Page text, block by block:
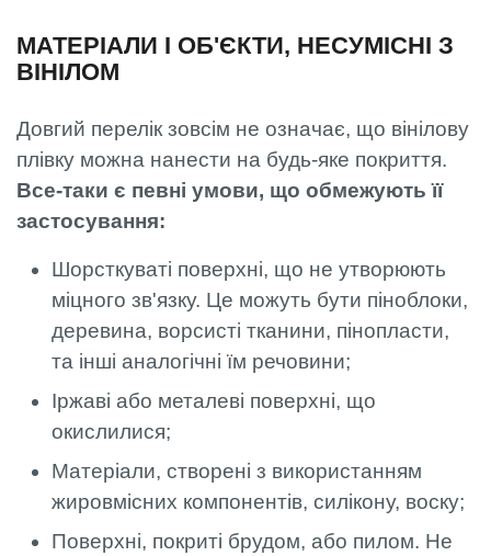
МАТЕРІАЛИ І ОБ'ЄКТИ, НЕСУМІСНІ З
ВІНІЛОМ
Довгий перелік зовсім не означає, що вінілову
плівку можна нанести на будь-яке покриття.
Все-таки є певні умови, що обмежують її
застосування:
Шорсткуваті поверхні, що не утворюють
міцного зв'язку. Це можуть бути піноблоки,
деревина, ворсисті тканини, пінопласти,
та інші аналогічні їм речовини;
Іржаві або металеві поверхні, що
окислилися;
Матеріали, створені з використанням
жировмісних компонентів, силікону, воску;
Поверхні, покриті брудом, або пилом. Не